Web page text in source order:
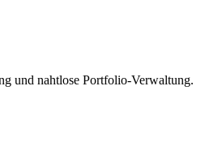
und nahtlose Portfolio-Verwaltung.